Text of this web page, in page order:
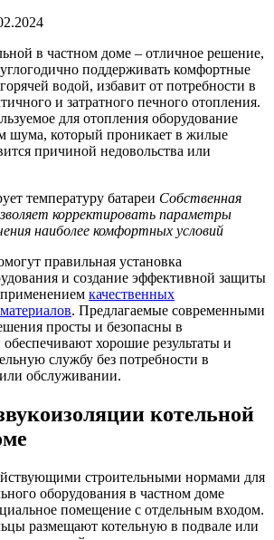
в частном доме – отличное решение,
поддерживать комфортные
водой, избавит от потребности в
и затратного печного отопления.
для отопления оборудование
шума, который проникает в жилые
причиной недовольства или
Собственная
корректировать параметры
наиболее комфортных условий
правильная установка
и создание эффективной защиты
качественных
. Предлагаемые современными
просты и безопасны в
хорошие результаты и
службу без потребности в
обслуживании.
котельной
строительными нормами для
оборудования в частном доме
помещение с отдельным входом.
размещают котельную в подвале или